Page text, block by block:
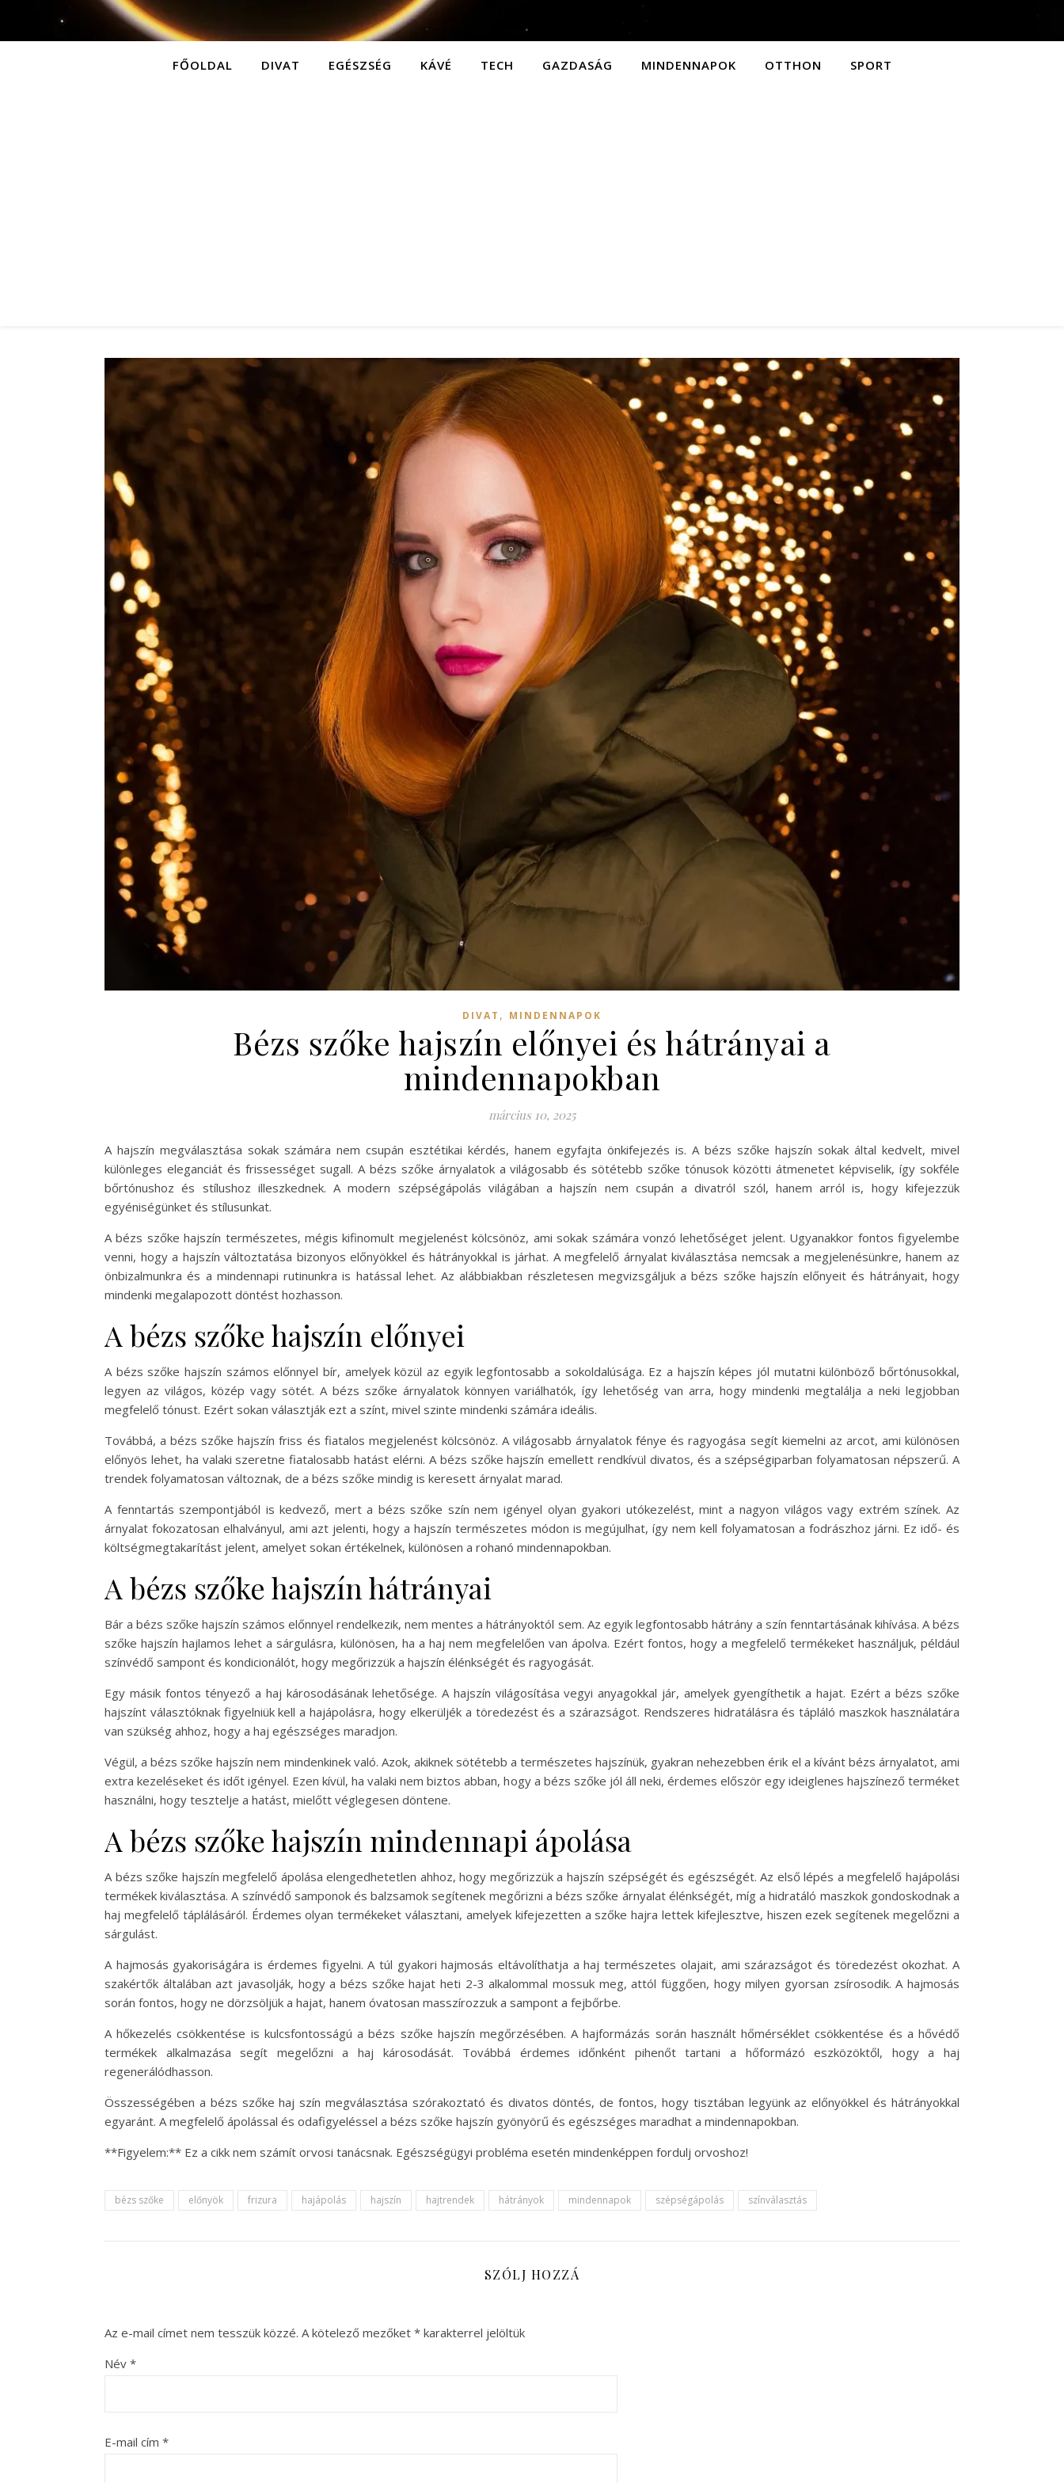
FŐOLDAL DIVAT EGÉSZSÉG KÁVÉ TECH GAZDASÁG MINDENNAPOK OTTHON SPORT
DIVAT , MINDENNAPOK
Bézs szőke hajszín előnyei és hátrányai a
mindennapokban
március 10, 2025
A hajszín megválasztása sokak számára nem csupán esztétikai kérdés, hanem egyfajta önkifejezés is. A bézs szőke hajszín sokak által kedvelt, mivel
különleges eleganciát és frissességet sugall. A bézs szőke árnyalatok a világosabb és sötétebb szőke tónusok közötti átmenetet képviselik, így sokféle
bőrtónushoz és stílushoz illeszkednek. A modern szépségápolás világában a hajszín nem csupán a divatról szól, hanem arról is, hogy kifejezzük
egyéniségünket és stílusunkat.
A bézs szőke hajszín természetes, mégis kifinomult megjelenést kölcsönöz, ami sokak számára vonzó lehetőséget jelent. Ugyanakkor fontos figyelembe
venni, hogy a hajszín változtatása bizonyos előnyökkel és hátrányokkal is járhat. A megfelelő árnyalat kiválasztása nemcsak a megjelenésünkre, hanem az
önbizalmunkra és a mindennapi rutinunkra is hatással lehet. Az alábbiakban részletesen megvizsgáljuk a bézs szőke hajszín előnyeit és hátrányait, hogy
mindenki megalapozott döntést hozhasson.
A bézs szőke hajszín előnyei
A bézs szőke hajszín számos előnnyel bír, amelyek közül az egyik legfontosabb a sokoldalúsága. Ez a hajszín képes jól mutatni különböző bőrtónusokkal,
legyen az világos, közép vagy sötét. A bézs szőke árnyalatok könnyen variálhatók, így lehetőség van arra, hogy mindenki megtalálja a neki legjobban
megfelelő tónust. Ezért sokan választják ezt a színt, mivel szinte mindenki számára ideális.
Továbbá, a bézs szőke hajszín friss és fiatalos megjelenést kölcsönöz. A világosabb árnyalatok fénye és ragyogása segít kiemelni az arcot, ami különösen
előnyös lehet, ha valaki szeretne fiatalosabb hatást elérni. A bézs szőke hajszín emellett rendkívül divatos, és a szépségiparban folyamatosan népszerű. A
trendek folyamatosan változnak, de a bézs szőke mindig is keresett árnyalat marad.
A fenntartás szempontjából is kedvező, mert a bézs szőke szín nem igényel olyan gyakori utókezelést, mint a nagyon világos vagy extrém színek. Az
árnyalat fokozatosan elhalványul, ami azt jelenti, hogy a hajszín természetes módon is megújulhat, így nem kell folyamatosan a fodrászhoz járni. Ez idő- és
költségmegtakarítást jelent, amelyet sokan értékelnek, különösen a rohanó mindennapokban.
A bézs szőke hajszín hátrányai
Bár a bézs szőke hajszín számos előnnyel rendelkezik, nem mentes a hátrányoktól sem. Az egyik legfontosabb hátrány a szín fenntartásának kihívása. A bézs
szőke hajszín hajlamos lehet a sárgulásra, különösen, ha a haj nem megfelelően van ápolva. Ezért fontos, hogy a megfelelő termékeket használjuk, például
színvédő sampont és kondicionálót, hogy megőrizzük a hajszín élénkségét és ragyogását.
Egy másik fontos tényező a haj károsodásának lehetősége. A hajszín világosítása vegyi anyagokkal jár, amelyek gyengíthetik a hajat. Ezért a bézs szőke
hajszínt választóknak figyelniük kell a hajápolásra, hogy elkerüljék a töredezést és a szárazságot. Rendszeres hidratálásra és tápláló maszkok használatára
van szükség ahhoz, hogy a haj egészséges maradjon.
Végül, a bézs szőke hajszín nem mindenkinek való. Azok, akiknek sötétebb a természetes hajszínük, gyakran nehezebben érik el a kívánt bézs árnyalatot, ami
extra kezeléseket és időt igényel. Ezen kívül, ha valaki nem biztos abban, hogy a bézs szőke jól áll neki, érdemes először egy ideiglenes hajszínező terméket
használni, hogy tesztelje a hatást, mielőtt véglegesen döntene.
A bézs szőke hajszín mindennapi ápolása
A bézs szőke hajszín megfelelő ápolása elengedhetetlen ahhoz, hogy megőrizzük a hajszín szépségét és egészségét. Az első lépés a megfelelő hajápolási
termékek kiválasztása. A színvédő samponok és balzsamok segítenek megőrizni a bézs szőke árnyalat élénkségét, míg a hidratáló maszkok gondoskodnak a
haj megfelelő táplálásáról. Érdemes olyan termékeket választani, amelyek kifejezetten a szőke hajra lettek kifejlesztve, hiszen ezek segítenek megelőzni a
sárgulást.
A hajmosás gyakoriságára is érdemes figyelni. A túl gyakori hajmosás eltávolíthatja a haj természetes olajait, ami szárazságot és töredezést okozhat. A
szakértők általában azt javasolják, hogy a bézs szőke hajat heti 2-3 alkalommal mossuk meg, attól függően, hogy milyen gyorsan zsírosodik. A hajmosás
során fontos, hogy ne dörzsöljük a hajat, hanem óvatosan masszírozzuk a sampont a fejbőrbe.
A hőkezelés csökkentése is kulcsfontosságú a bézs szőke hajszín megőrzésében. A hajformázás során használt hőmérséklet csökkentése és a hővédő
termékek alkalmazása segít megelőzni a haj károsodását. Továbbá érdemes időnként pihenőt tartani a hőformázó eszközöktől, hogy a haj
regenerálódhasson.
Összességében a bézs szőke haj szín megválasztása szórakoztató és divatos döntés, de fontos, hogy tisztában legyünk az előnyökkel és hátrányokkal
egyaránt. A megfelelő ápolással és odafigyeléssel a bézs szőke hajszín gyönyörű és egészséges maradhat a mindennapokban.
**Figyelem:** Ez a cikk nem számít orvosi tanácsnak. Egészségügyi probléma esetén mindenképpen fordulj orvoshoz!
bézs szőke előnyök frizura hajápolás hajszín hajtrendek hátrányok mindennapok szépségápolás színválasztás
SZÓLJ HOZZÁ
Az e-mail címet nem tesszük közzé. A kötelező mezőket * karakterrel jelöltük
Név *
E-mail cím *